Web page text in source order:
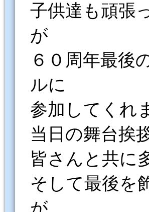
子供達も頑張
が
６０周年最後
ルに
参加してくれ
当日の舞台挨
皆さんと共に
そして最後を
が